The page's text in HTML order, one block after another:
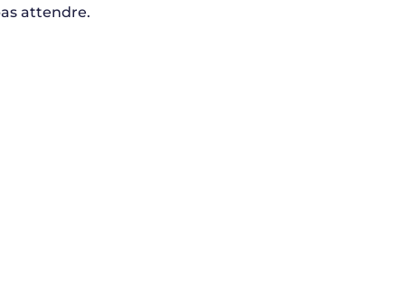
attendre.